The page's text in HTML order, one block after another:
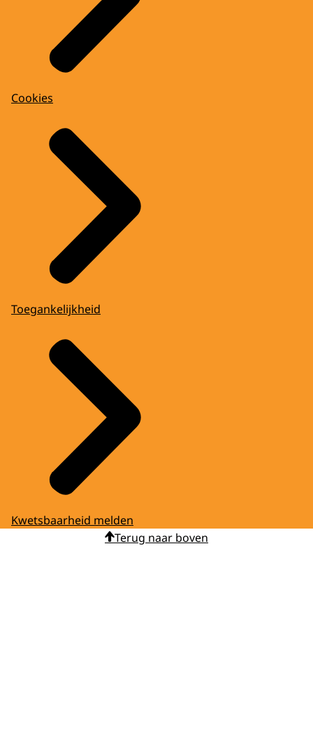
Cookies
Toegankelijkheid
Kwetsbaarheid melden
Terug naar boven